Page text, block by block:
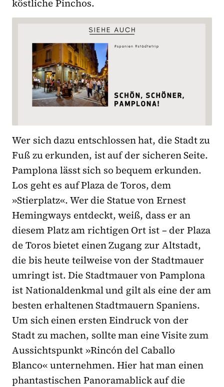
köstliche Pinchos.
Wer sich dazu entschlossen hat, die Stadt zu
Fuß zu erkunden, ist auf der sicheren Seite.
Pamplona lässt sich so bequem erkunden.
Los geht es auf Plaza de Toros, dem
»Stierplatz«. Wer die Statue von Ernest
Hemingways entdeckt, weiß, dass er an
diesem Platz am richtigen Ort ist – der Plaza
de Toros bietet einen Zugang zur Altstadt,
die bis heute teilweise von der Stadtmauer
umringt ist. Die Stadtmauer von Pamplona
ist Nationaldenkmal und gilt als eine der am
besten erhaltenen Stadtmauern Spaniens.
Um sich einen ersten Eindruck von der
Stadt zu machen, sollte man eine Visite zum
Aussichtspunkt »Rincón del Caballo
Blanco« unternehmen. Hier hat man einen
phantastischen Panoramablick auf die